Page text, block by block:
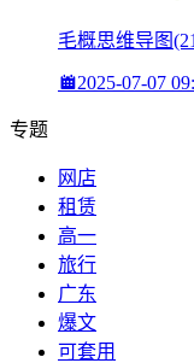
毛概思维导图
2025-07-07
专题
网店
租赁
高一
旅行
广东
爆文
可套用